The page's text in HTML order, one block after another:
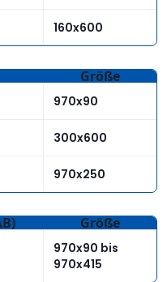
160x600
Größe
970x90
300x600
970x250
Größe
970x90 bis
970x415